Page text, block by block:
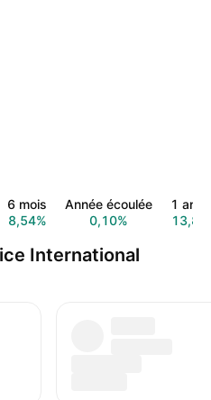
6 mois
8,54%
Année écoulée
0,10%
1
International